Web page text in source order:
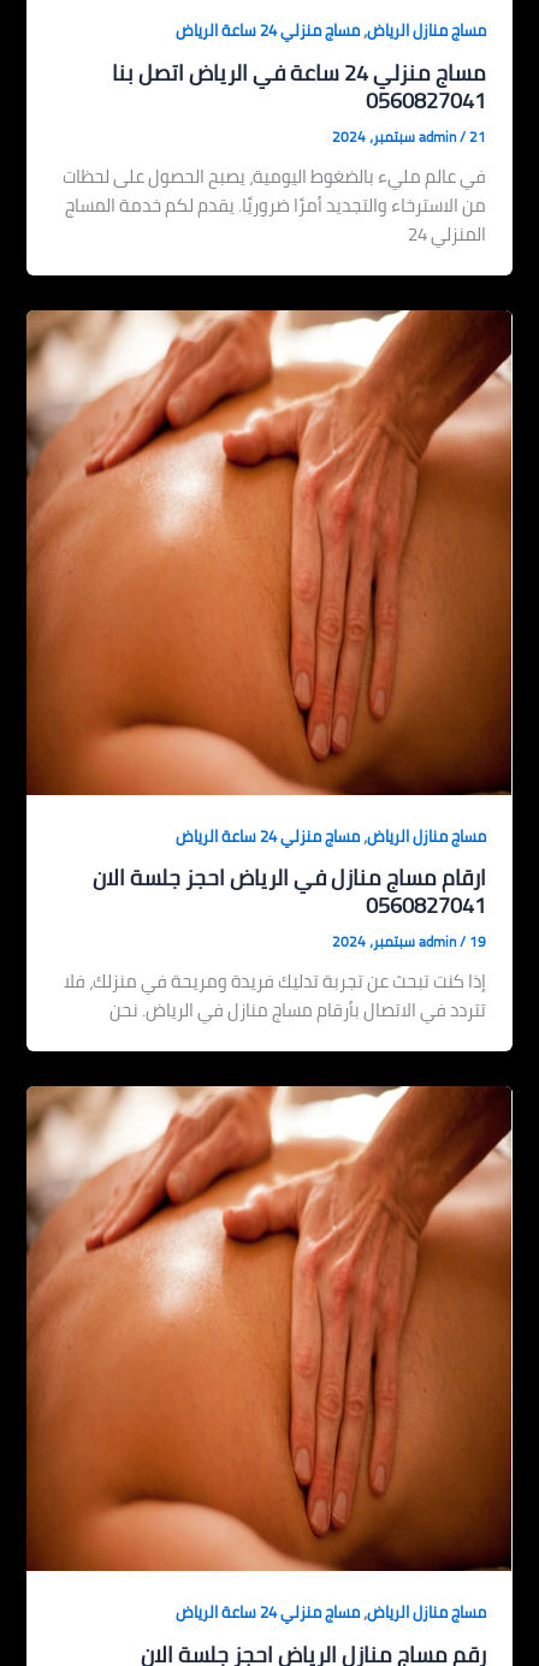
مساج منازل الرياض,مساج منزلي 24 ساعة الرياض
مساج منزلي 24 ساعة في الرياض اتصل بنا
0560827041
admin/21 سبتمبر، 2024
في عالم مليء بالضغوط اليومية، يصبح الحصول على لحظات
من الاسترخاء والتجديد أمرًا ضروريًا. يقدم لكم خدمة المساج
المنزلي 24
مساج منازل الرياض,مساج منزلي 24 ساعة الرياض
ارقام مساج منازل في الرياض احجز جلسة الان
0560827041
admin/19 سبتمبر، 2024
إذا كنت تبحث عن تجربة تدليك فريدة ومريحة في منزلك، فلا
تتردد في الاتصال بأرقام مساج منازل في الرياض. نحن
مساج منازل الرياض,مساج منزلي 24 ساعة الرياض
رقم مساج منازل الرياض احجز جلسة الان